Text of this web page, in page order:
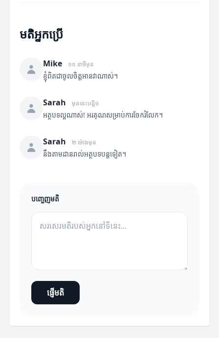
មតិអ្នកប្រើ
Mike ១០ នាទីមុន
ខ្ញុំពិតជាចូលចិត្តអានវាណាស់។
Sarah មុននេះបន្តិច
អត្ថបទល្អណាស់! អរគុណសម្រាប់ការចែករំលែក។
Sarah ២ ម៉ោងមុន
នឹងតាមដានរាល់អត្ថបទបន្តទៀត។
បញ្ចេញមតិ
ផ្ញើមតិ